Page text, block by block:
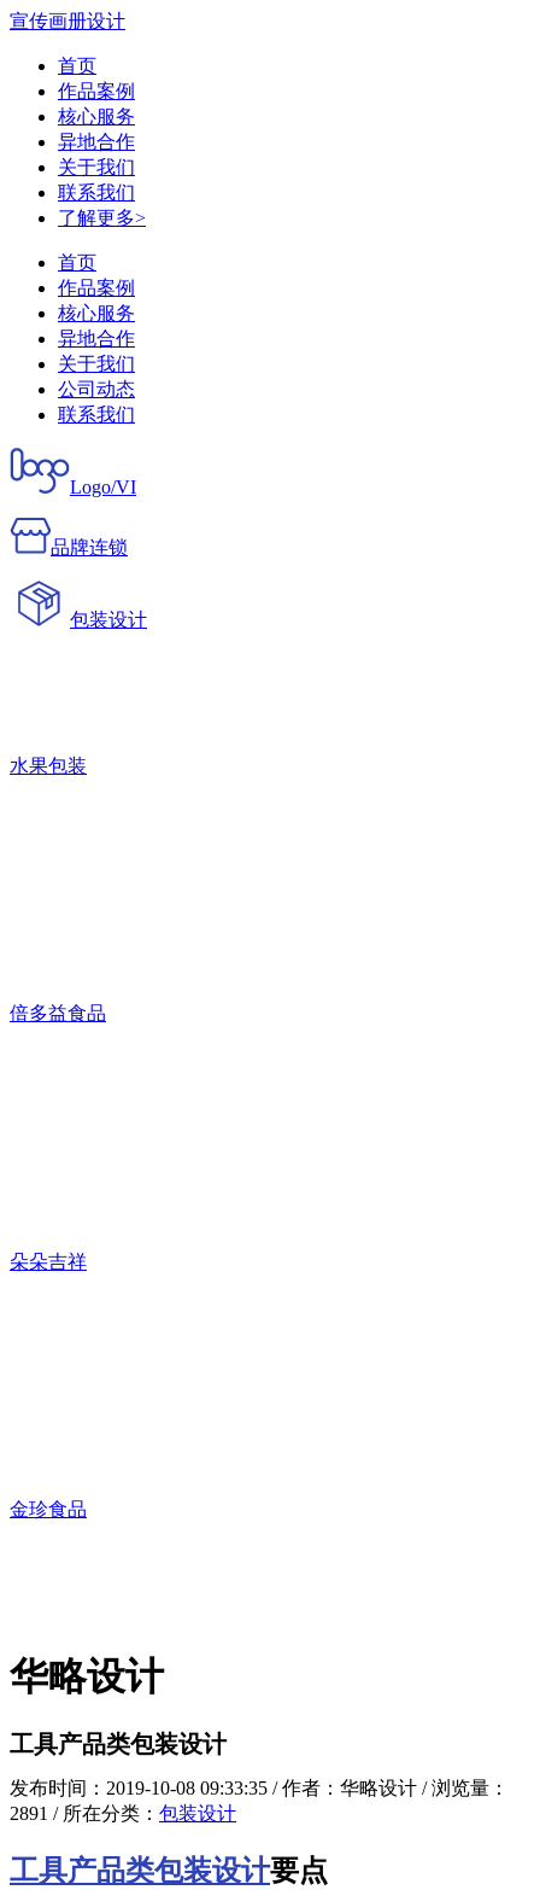
宣传画册设计
首页
作品案例
核心服务
异地合作
关于我们
联系我们
了解更多>
首页
作品案例
核心服务
异地合作
关于我们
公司动态
联系我们
Logo/VI
品牌连锁
包装设计
水果包装
倍多益食品
朵朵吉祥
金珍食品
华略设计
工具产品类包装设计
发布时间：2019-10-08 09:33:35 / 作者：华略设计 / 浏览量：
2891 / 所在分类： 包装设计
工具产品类包装设计要点